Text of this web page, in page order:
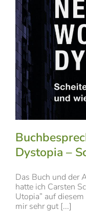
Dystopia –
Das Buch und der
hatte ich Carsten
Utopia” auf
mir sehr gut [...]